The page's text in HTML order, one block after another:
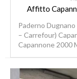
Affitto
Paderno
– Carrefour)
Capannone 2000